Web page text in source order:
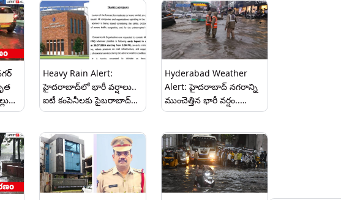
అధికారుల సూచన
అధికారులు
Heavy Rain Alert:
హైదరాబాద్‌లో భారీ వర్షాలు..
ఐటీ కంపెనీలకు సైబరాబాద్
ట్రాఫిక్ పోలీసులు కీలక
షిఫ్టుల వారీగా లాగౌట్‌లకు
ఆదేశం!
Hyderabad Weather
Alert: హైదరాబాద్‌ నగరాన్ని
ముంచెత్తిన భారీ వర్షం..
ఎక్కడికక్కడ ట్రాఫిక్ జామ్..
కీలక సూచనలు